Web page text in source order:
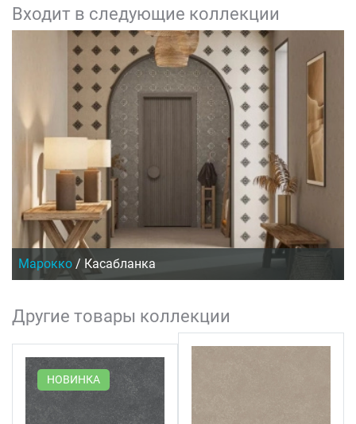
Входит в следующие коллекции
Марокко / Касабланка
Другие товары коллекции
НОВИНКА